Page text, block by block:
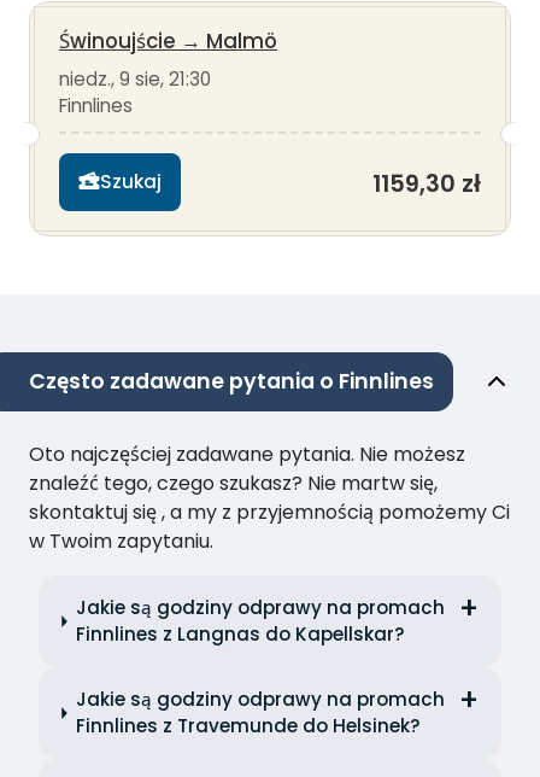
Świnoujście → Malmö
niedz., 9 sie, 21:30
Finnlines
Szukaj 1159,30 zł
Często zadawane pytania o Finnlines
Oto najczęściej zadawane pytania. Nie możesz
znaleźć tego, czego szukasz? Nie martw się,
skontaktuj się , a my z przyjemnością pomożemy Ci
w Twoim zapytaniu.
Jakie są godziny odprawy na promach
Finnlines z Langnas do Kapellskar?
Jakie są godziny odprawy na promach
Finnlines z Travemunde do Helsinek?